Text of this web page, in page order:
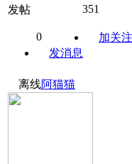
发帖 351
0
加关注
发消息
离线阿猫猫